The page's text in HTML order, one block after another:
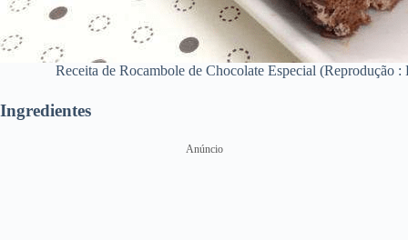
Receita de Rocambole de Chocolate Especial (Reprodução :
Ingredientes
Anúncio